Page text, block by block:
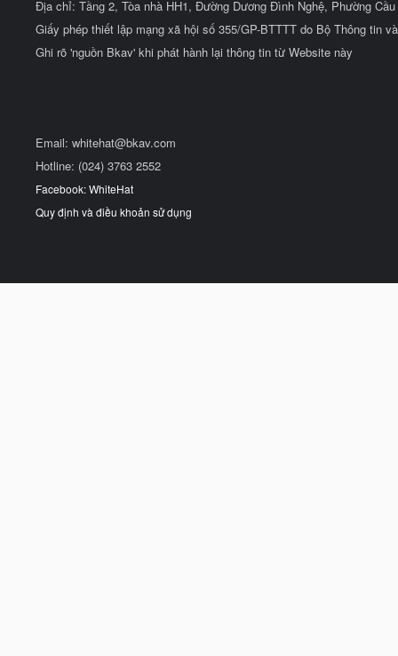
Địa chỉ: Tầng 2, Tòa nhà HH1, Đường Dương Đình Nghệ, Phường
Giấy phép thiết lập mạng xã hội số 355/GP-BTTTT do Bộ Thông tin
Ghi rõ 'nguồn Bkav' khi phát hành lại thông tin từ Website này
Email: whitehat@bkav.com
Hotline: (024) 3763 2552
Facebook: WhiteHat
Quy định và điều khoản sử dụng